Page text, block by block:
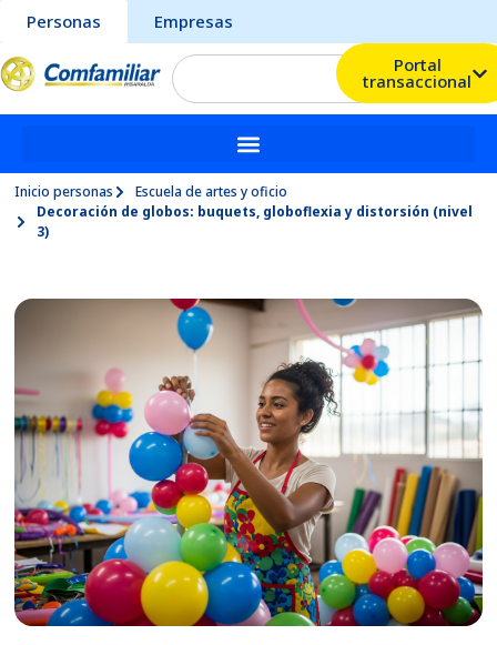
Personas
Empresas
Portal
transaccional
Inicio personas
Escuela de artes y oficio
Decoración de globos: buquets, globoflexia y distorsión (nivel
3)